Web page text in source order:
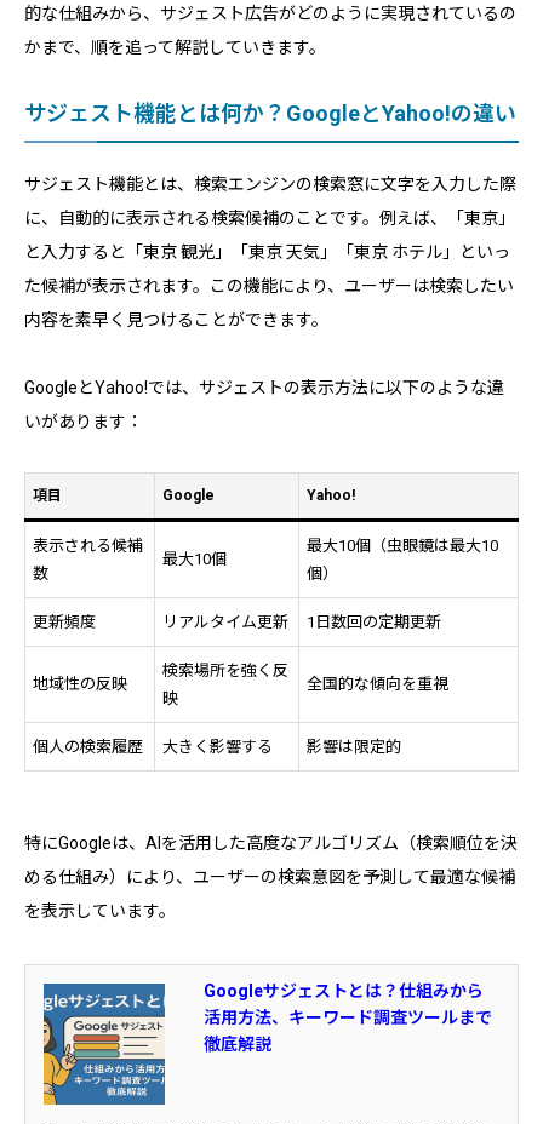
的な仕組みから、サジェスト広告がどのように実現されているの
かまで、順を追って解説していきます。
サジェスト機能とは何か？GoogleとYahoo!の違い
サジェスト機能とは、検索エンジンの検索窓に文字を入力した際
に、自動的に表示される検索候補のことです。例えば、「東京」
と入力すると「東京 観光」「東京 天気」「東京 ホテル」といっ
た候補が表示されます。この機能により、ユーザーは検索したい
内容を素早く見つけることができます。
GoogleとYahoo!では、サジェストの表示方法に以下のような違
いがあります：
項目 Google Yahoo!
表示される候補
数
最大10個
最大10個（虫眼鏡は最大10
個）
更新頻度 リアルタイム更新 1日数回の定期更新
地域性の反映
検索場所を強く反
映
全国的な傾向を重視
個人の検索履歴 大きく影響する 影響は限定的
特にGoogleは、AIを活用した高度なアルゴリズム（検索順位を決
める仕組み）により、ユーザーの検索意図を予測して最適な候補
を表示しています。
Googleサジェストとは？仕組みから
活用方法、キーワード調査ツールまで
徹底解説